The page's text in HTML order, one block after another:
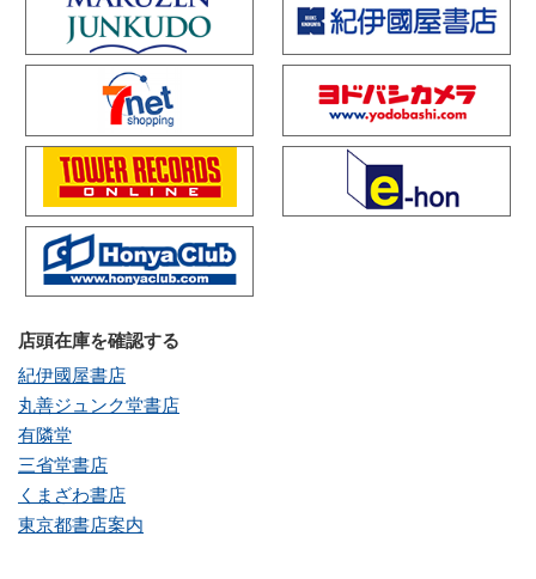
店頭在庫を確認する
紀伊國屋書店
丸善ジュンク堂書店
有隣堂
三省堂書店
くまざわ書店
東京都書店案内